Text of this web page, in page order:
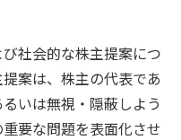
社会的な株主提案につ
案は、株主の代表であ
いは無視・隠蔽しよう
要な問題を表面化させ